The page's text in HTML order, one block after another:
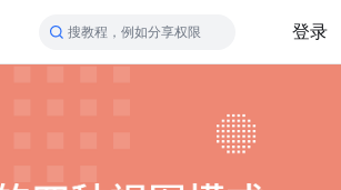
搜教程，例如分享权限 登录